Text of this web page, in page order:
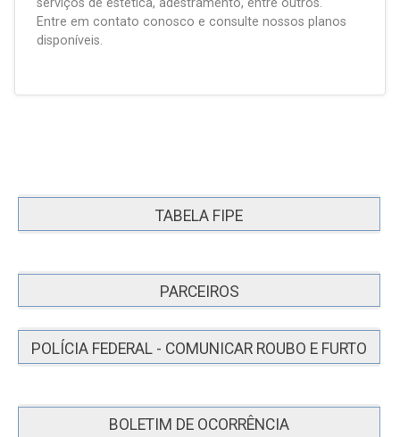
serviços de estética, adestramento, entre outros.
Entre em contato conosco e consulte nossos planos
disponíveis.
TABELA FIPE
PARCEIROS
POLÍCIA FEDERAL - COMUNICAR ROUBO E FURTO
BOLETIM DE OCORRÊNCIA